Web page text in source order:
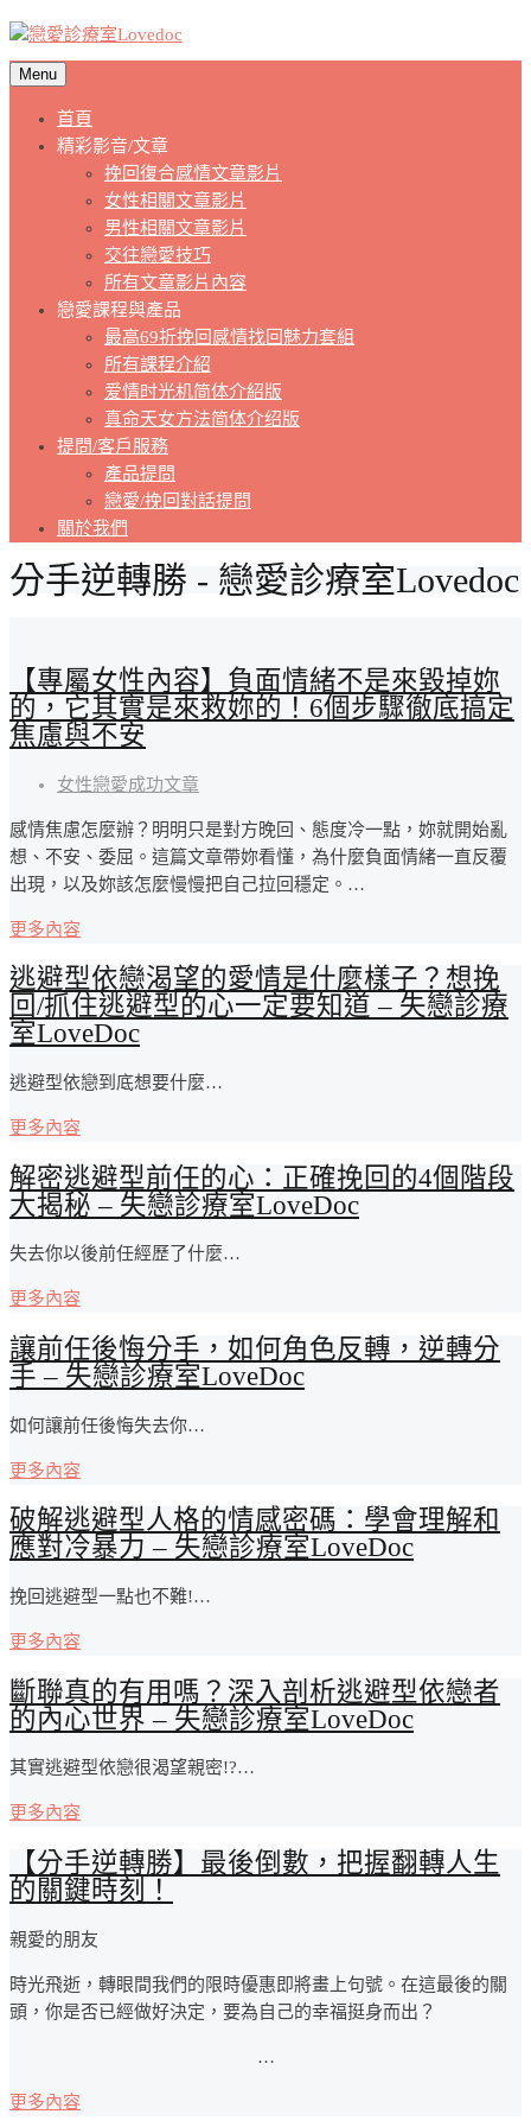
Menu
首頁
精彩影音/文章
挽回復合感情文章影片
女性相關文章影片
男性相關文章影片
交往戀愛技巧
所有文章影片內容
戀愛課程與產品
最高69折挽回感情找回魅力套組
所有課程介紹
爱情时光机简体介紹版
真命天女方法简体介绍版
提問/客戶服務
產品提問
戀愛/挽回對話提問
關於我們
分手逆轉勝 - 戀愛診療室Lovedoc
【專屬女性內容】負面情緒不是來毀掉妳
的，它其實是來救妳的！6個步驟徹底搞定
焦慮與不安
女性戀愛成功文章
感情焦慮怎麼辦？明明只是對方晚回、態度冷一點，妳就開始亂
想、不安、委屈。這篇文章帶妳看懂，為什麼負面情緒一直反覆
出現，以及妳該怎麼慢慢把自己拉回穩定。…
更多內容
逃避型依戀渴望的愛情是什麼樣子？想挽
回/抓住逃避型的心一定要知道 – 失戀診療
室LoveDoc
逃避型依戀到底想要什麼…
更多內容
解密逃避型前任的心：正確挽回的4個階段
大揭秘 – 失戀診療室LoveDoc
失去你以後前任經歷了什麼…
更多內容
讓前任後悔分手，如何角色反轉，逆轉分
手 – 失戀診療室LoveDoc
如何讓前任後悔失去你…
更多內容
破解逃避型人格的情感密碼：學會理解和
應對冷暴力 – 失戀診療室LoveDoc
挽回逃避型一點也不難!…
更多內容
斷聯真的有用嗎？深入剖析逃避型依戀者
的內心世界 – 失戀診療室LoveDoc
其實逃避型依戀很渴望親密!?…
更多內容
【分手逆轉勝】最後倒數，把握翻轉人生
的關鍵時刻！
親愛的朋友
時光飛逝，轉眼間我們的限時優惠即將畫上句號。在這最後的關
頭，你是否已經做好決定，要為自己的幸福挺身而出？
…
更多內容